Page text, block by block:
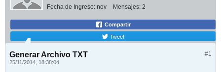
Fecha de Ingreso: nov Mensajes: 2
Compartir
Tweet
#1
Generar Archivo TXT
25/11/2014, 18:38:04